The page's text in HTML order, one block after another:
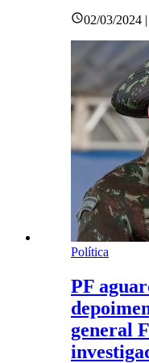
02/03/2024
Política
PF
general